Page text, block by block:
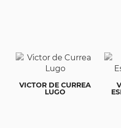
VICTOR DE CURREA
LUGO